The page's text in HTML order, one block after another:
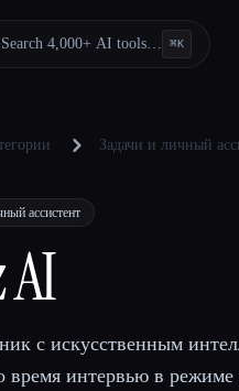
Search 4,000+ AI tools… ⌘K
Задачи и личный
ассистент
с искусственным
время интервью в режиме